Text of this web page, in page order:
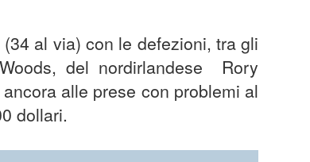
al via) con le defezioni, tra gli
del nordirlandese Rory
alle prese con problemi al
dollari.